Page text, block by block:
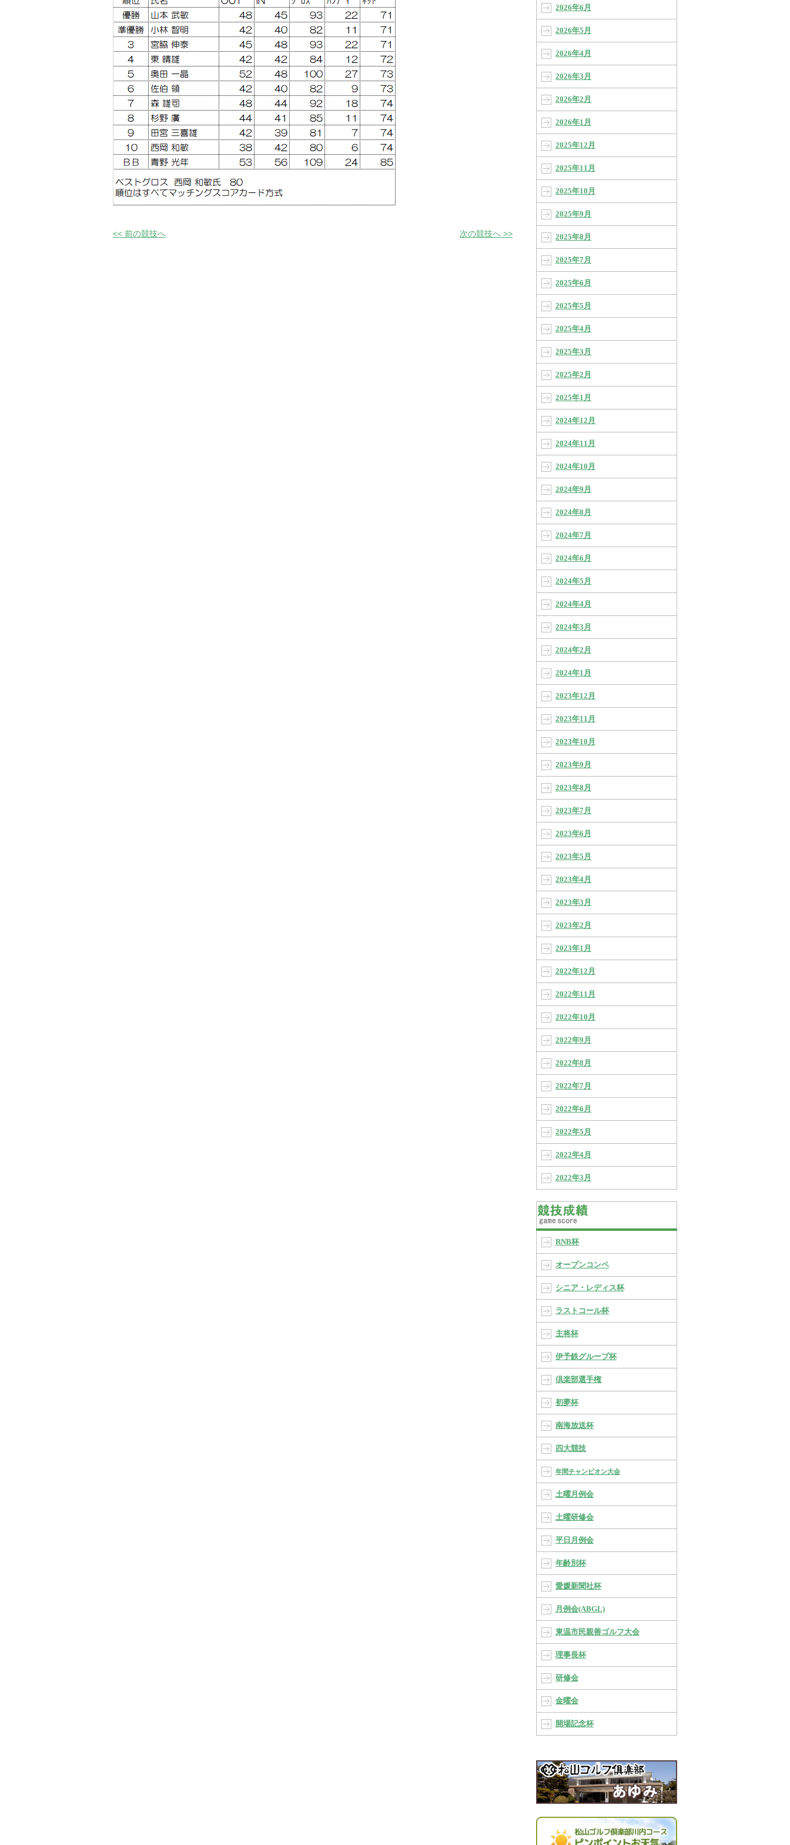
次の競技へ >>
<< 前の競技へ
2026年6月
2026年5月
2026年4月
2026年3月
2026年2月
2026年1月
2025年12月
2025年11月
2025年10月
2025年9月
2025年8月
2025年7月
2025年6月
2025年5月
2025年4月
2025年3月
2025年2月
2025年1月
2024年12月
2024年11月
2024年10月
2024年9月
2024年8月
2024年7月
2024年6月
2024年5月
2024年4月
2024年3月
2024年2月
2024年1月
2023年12月
2023年11月
2023年10月
2023年9月
2023年8月
2023年7月
2023年6月
2023年5月
2023年4月
2023年3月
2023年2月
2023年1月
2022年12月
2022年11月
2022年10月
2022年9月
2022年8月
2022年7月
2022年6月
2022年5月
2022年4月
2022年3月
RNB杯
オープンコンペ
シニア・レディス杯
ラストコール杯
主将杯
伊予鉄グループ杯
倶楽部選手権
初夢杯
南海放送杯
四大競技
年間チャンピオン大会
土曜月例会
土曜研修会
平日月例会
年齢別杯
愛媛新聞社杯
月例会(ABGL)
東温市民親善ゴルフ大会
理事長杯
研修会
金曜会
開場記念杯